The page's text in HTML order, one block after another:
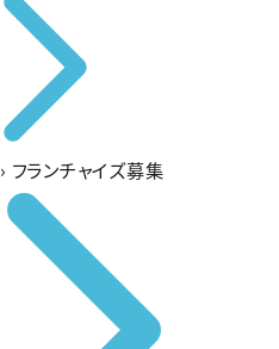
› フランチャイズ募集